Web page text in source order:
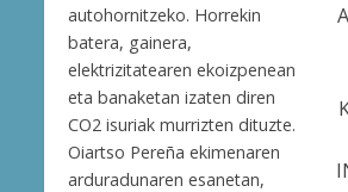
autohornitzeko. Horrekin
batera, gainera,
elektrizitatearen ekoizpenean
eta banaketan izaten diren
CO2 isuriak murrizten dituzte.
Oiartso Pereña ekimenaren
arduradunaren esanetan,